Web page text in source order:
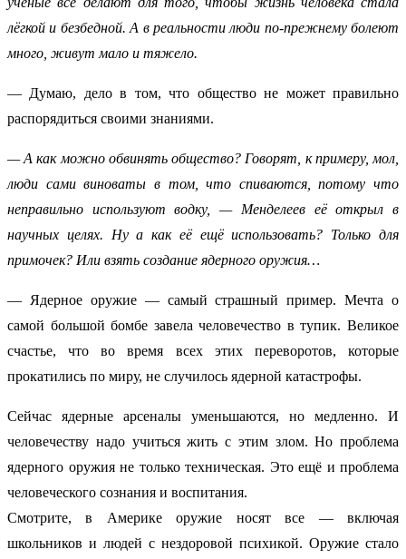
лёгкой и безбедной. А в реальности люди по-прежнему болеют
много, живут мало и тяжело.
— Думаю, дело в том, что общество не может правильно
распорядиться своими знаниями.
— А как можно обвинять общество? Говорят, к примеру, мол,
люди сами виноваты в том, что спиваются, потому что
неправильно используют водку, — Менделеев её открыл в
научных целях. Ну а как её ещё использовать? Только для
примочек? Или взять создание ядерного оружия…
— Ядерное оружие — самый страшный пример. Мечта о
самой большой бомбе завела человечество в тупик. Великое
счастье, что во время всех этих переворотов, которые
прокатились по миру, не случилось ядерной катастрофы.
Сейчас ядерные арсеналы уменьшаются, но медленно. И
человечеству надо учиться жить с этим злом. Но проблема
ядерного оружия не только техническая. Это ещё и проблема
человеческого сознания и воспитания.
Смотрите, в Америке оружие носят все — включая
школьников и людей с нездоровой психикой. Оружие стало